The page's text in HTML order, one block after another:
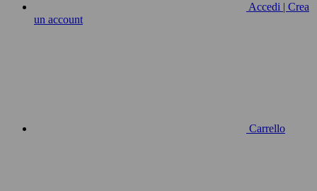
Accedi | Crea
un account
Carrello